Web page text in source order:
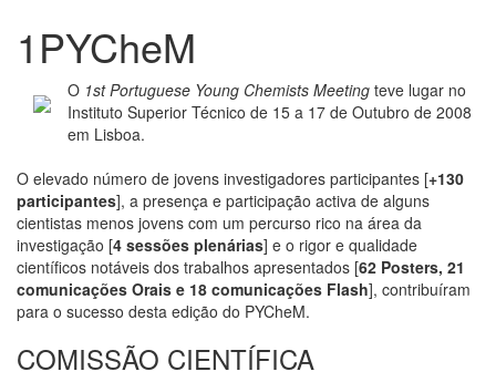
1PYCheM
O 1st Portuguese Young Chemists Meeting teve lugar no
Instituto Superior Técnico de 15 a 17 de Outubro de 2008
em Lisboa.
O elevado número de jovens investigadores participantes [+130
participantes], a presença e participação activa de alguns
cientistas menos jovens com um percurso rico na área da
investigação [4 sessões plenárias] e o rigor e qualidade
científicos notáveis dos trabalhos apresentados [62 Posters, 21
comunicações Orais e 18 comunicações Flash], contribuíram
para o sucesso desta edição do PYCheM.
COMISSÃO CIENTÍFICA